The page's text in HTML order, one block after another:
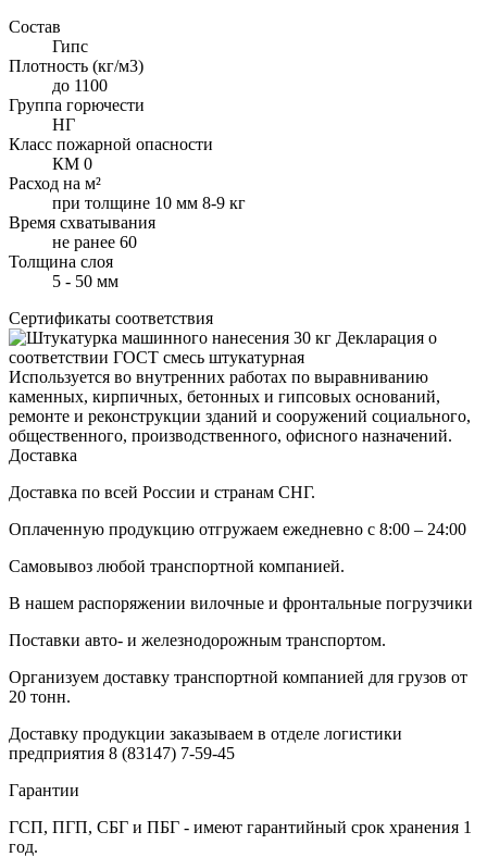
Состав
Гипс
Плотность (кг/м3)
до 1100
Группа горючести
НГ
Класс пожарной опасности
КМ 0
Расход на м²
при толщине 10 мм 8-9 кг
Время схватывания
не ранее 60
Толщина слоя
5 - 50 мм
Сертификаты соответствия
Декларация о
соответствии ГОСТ смесь штукатурная
Используется во внутренних работах по выравниванию
каменных, кирпичных, бетонных и гипсовых оснований,
ремонте и реконструкции зданий и сооружений социального,
общественного, производственного, офисного назначений.
Доставка
Доставка по всей России и странам СНГ.
Оплаченную продукцию отгружаем ежедневно с 8:00 – 24:00
Самовывоз любой транспортной компанией.
В нашем распоряжении вилочные и фронтальные погрузчики
Поставки авто- и железнодорожным транспортом.
Организуем доставку транспортной компанией для грузов от
20 тонн.
Доставку продукции заказываем в отделе логистики
предприятия 8 (83147) 7-59-45
Гарантии
ГСП, ПГП, СБГ и ПБГ - имеют гарантийный срок хранения 1
год.